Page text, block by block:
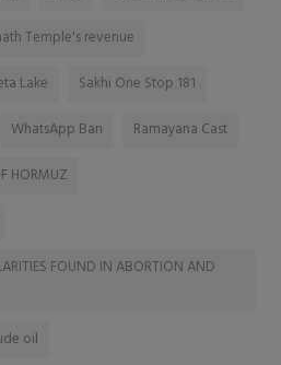
Temple's revenue
Lake
Sakhi One Stop 181
WhatsApp Ban
Ramayana Cast
HORMUZ
FOUND IN ABORTION AND
oil